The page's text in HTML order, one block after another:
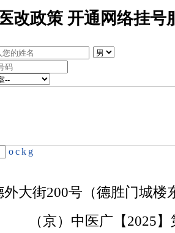
改政策 开通网络挂号
ockg
大街200号（德胜门城楼
（京）中医广【2025